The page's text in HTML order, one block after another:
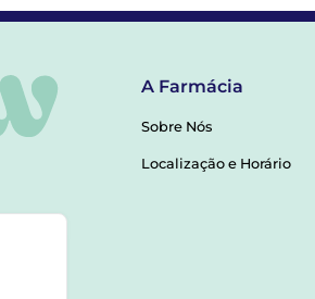
A Farmácia
Sobre Nós
Localização e Horário